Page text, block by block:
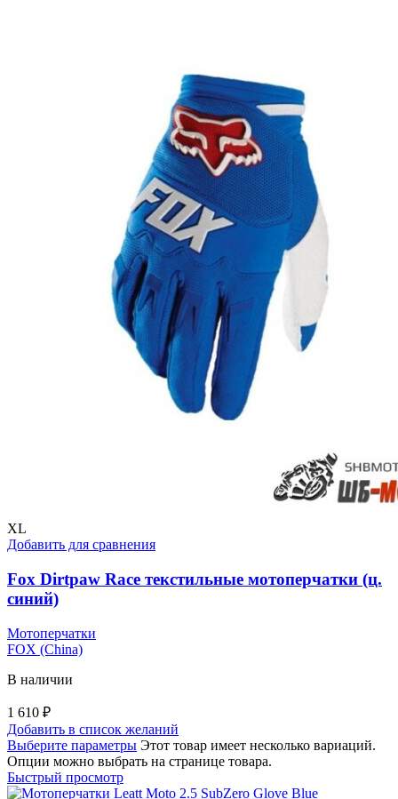
XL
Добавить для сравнения
Fox Dirtpaw Race текстильные мотоперчатки (ц.
синий)
Мотоперчатки
FOX (China)
В наличии
1 610 ₽
Добавить в список желаний
Выберите параметры Этот товар имеет несколько вариаций.
Опции можно выбрать на странице товара.
Быстрый просмотр